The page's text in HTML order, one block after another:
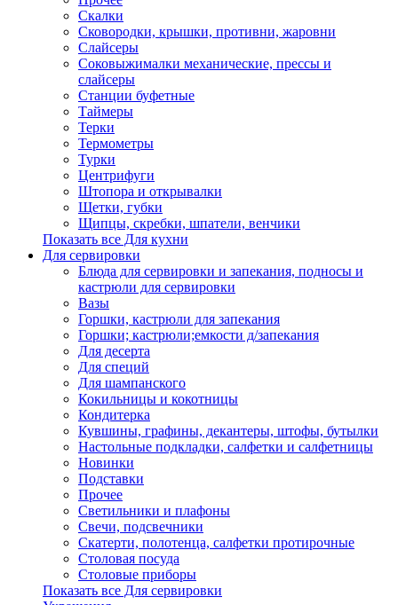
Скалки
Сковородки, крышки, противни, жаровни
Слайсеры
Соковыжималки механические, прессы и
слайсеры
Станции буфетные
Таймеры
Терки
Термометры
Турки
Центрифуги
Штопора и открывалки
Щетки, губки
Щипцы, скребки, шпатели, венчики
Показать все Для кухни
Для сервировки
Блюда для сервировки и запекания, подносы и
кастрюли для сервировки
Вазы
Горшки, кастрюли для запекания
Горшки; кастрюли;емкости д/запекания
Для десерта
Для специй
Для шампанского
Кокильницы и кокотницы
Кондитерка
Кувшины, графины, декантеры, штофы, бутылки
Настольные подкладки, салфетки и салфетницы
Новинки
Подставки
Прочее
Светильники и плафоны
Свечи, подсвечники
Скатерти, полотенца, салфетки протирочные
Столовая посуда
Столовые приборы
Показать все Для сервировки